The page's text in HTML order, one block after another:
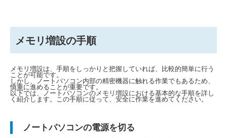
メモリ増設の手順
メモリ増設は、手順をしっかりと把握していれば、比較的簡単に行う
ことが可能です。
しかし、ノートパソコン内部の精密機器に触れる作業でもあるため、
慎重に進めることが重要です。
以下では、ノートパソコンのメモリ増設における基本的な手順を詳し
く紹介します。この手順に従って、安全に作業を進めてください。
ノートパソコンの電源を切る